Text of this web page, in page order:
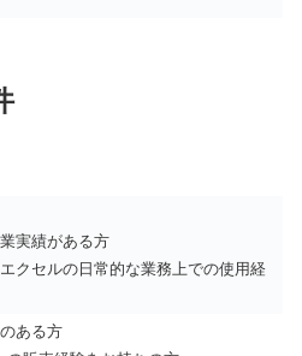
実績がある方
クセルの日常的な業務上での使用経
ある方